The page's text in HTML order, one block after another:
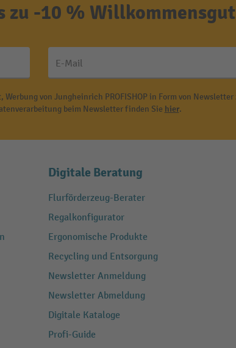
-10 %
E-Mail
von Jungheinrich PROFISHOP in Form von
beim Newsletter finden Sie hier.
Digitale Beratung
Flurförderzeug-Berater
Regalkonfigurator
Ergonomische Produkte
Recycling und Entsorgung
Newsletter Anmeldung
Newsletter Abmeldung
Digitale Kataloge
Profi-Guide